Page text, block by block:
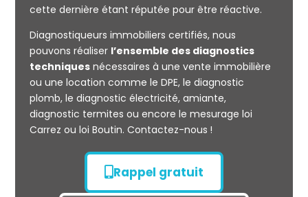
Mesurage
CARREZ
cette dernière étant réputée pour être réactive.
Diagnostiqueurs immobiliers certifiés, nous
pouvons réaliser l’ensemble des diagnostics
techniquesnécessaires à une vente immobilière
ou une location comme le DPE, le diagnostic
plomb, le diagnostic électricité, amiante,
diagnostic termites ou encore le mesurage loi
Carrez ou loi Boutin. Contactez-nous !
Rappel gratuit